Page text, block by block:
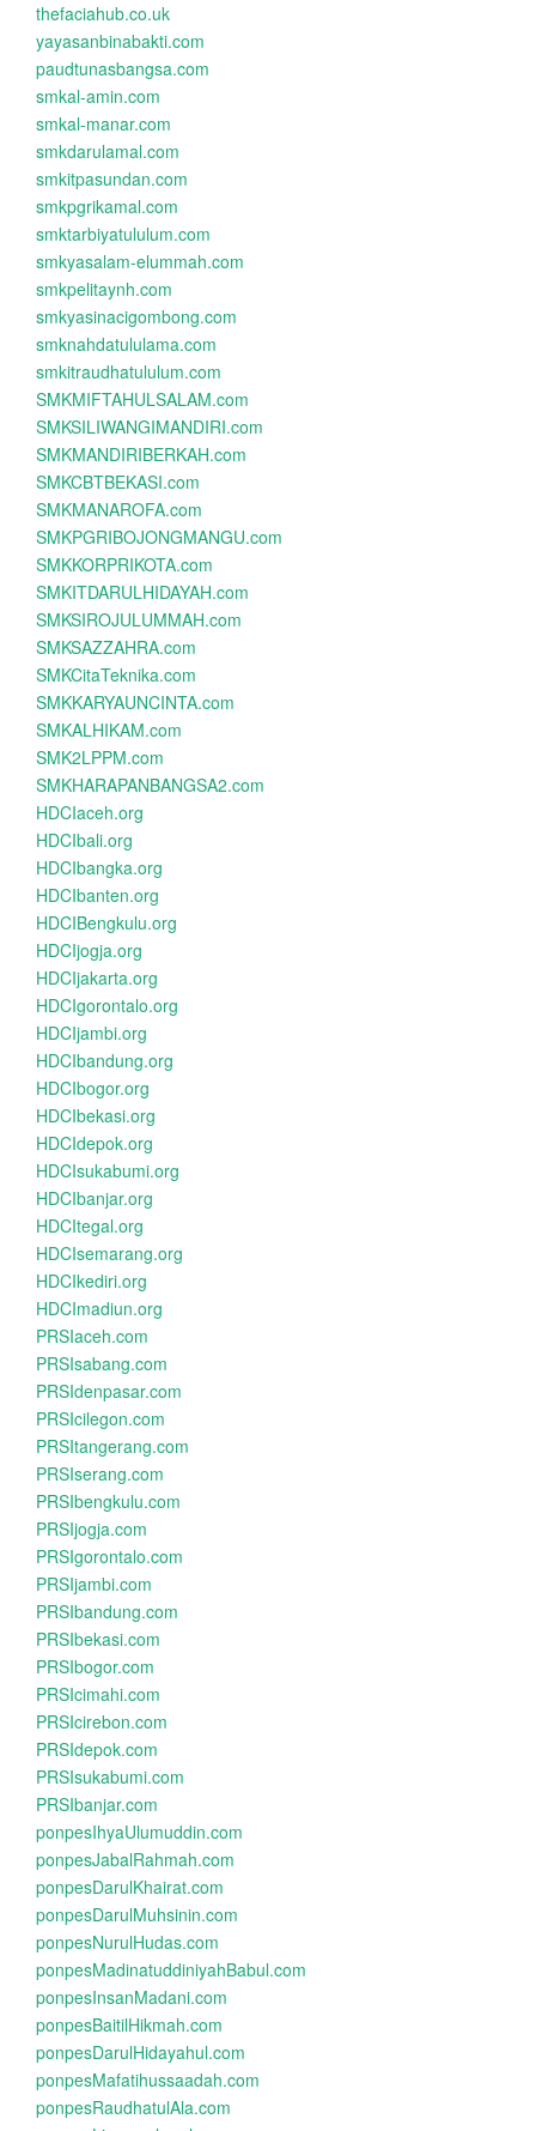
thefaciahub.co.uk
yayasanbinabakti.com
paudtunasbangsa.com
smkal-amin.com
smkal-manar.com
smkdarulamal.com
smkitpasundan.com
smkpgrikamal.com
smktarbiyatululum.com
smkyasalam-elummah.com
smkpelitaynh.com
smkyasinacigombong.com
smknahdatululama.com
smkitraudhatululum.com
SMKMIFTAHULSALAM.com
SMKSILIWANGIMANDIRI.com
SMKMANDIRIBERKAH.com
SMKCBTBEKASI.com
SMKMANAROFA.com
SMKPGRIBOJONGMANGU.com
SMKKORPRIKOTA.com
SMKITDARULHIDAYAH.com
SMKSIROJULUMMAH.com
SMKSAZZAHRA.com
SMKCitaTeknika.com
SMKKARYAUNCINTA.com
SMKALHIKAM.com
SMK2LPPM.com
SMKHARAPANBANGSA2.com
HDCIaceh.org
HDCIbali.org
HDCIbangka.org
HDCIbanten.org
HDCIBengkulu.org
HDCIjogja.org
HDCIjakarta.org
HDCIgorontalo.org
HDCIjambi.org
HDCIbandung.org
HDCIbogor.org
HDCIbekasi.org
HDCIdepok.org
HDCIsukabumi.org
HDCIbanjar.org
HDCItegal.org
HDCIsemarang.org
HDCIkediri.org
HDCImadiun.org
PRSIaceh.com
PRSIsabang.com
PRSIdenpasar.com
PRSIcilegon.com
PRSItangerang.com
PRSIserang.com
PRSIbengkulu.com
PRSIjogja.com
PRSIgorontalo.com
PRSIjambi.com
PRSIbandung.com
PRSIbekasi.com
PRSIbogor.com
PRSIcimahi.com
PRSIcirebon.com
PRSIdepok.com
PRSIsukabumi.com
PRSIbanjar.com
ponpesIhyaUlumuddin.com
ponpesJabalRahmah.com
ponpesDarulKhairat.com
ponpesDarulMuhsinin.com
ponpesNurulHudas.com
ponpesMadinatuddiniyahBabul.com
ponpesInsanMadani.com
ponpesBaitilHikmah.com
ponpesDarulHidayahul.com
ponpesMafatihussaadah.com
ponpesRaudhatulAla.com